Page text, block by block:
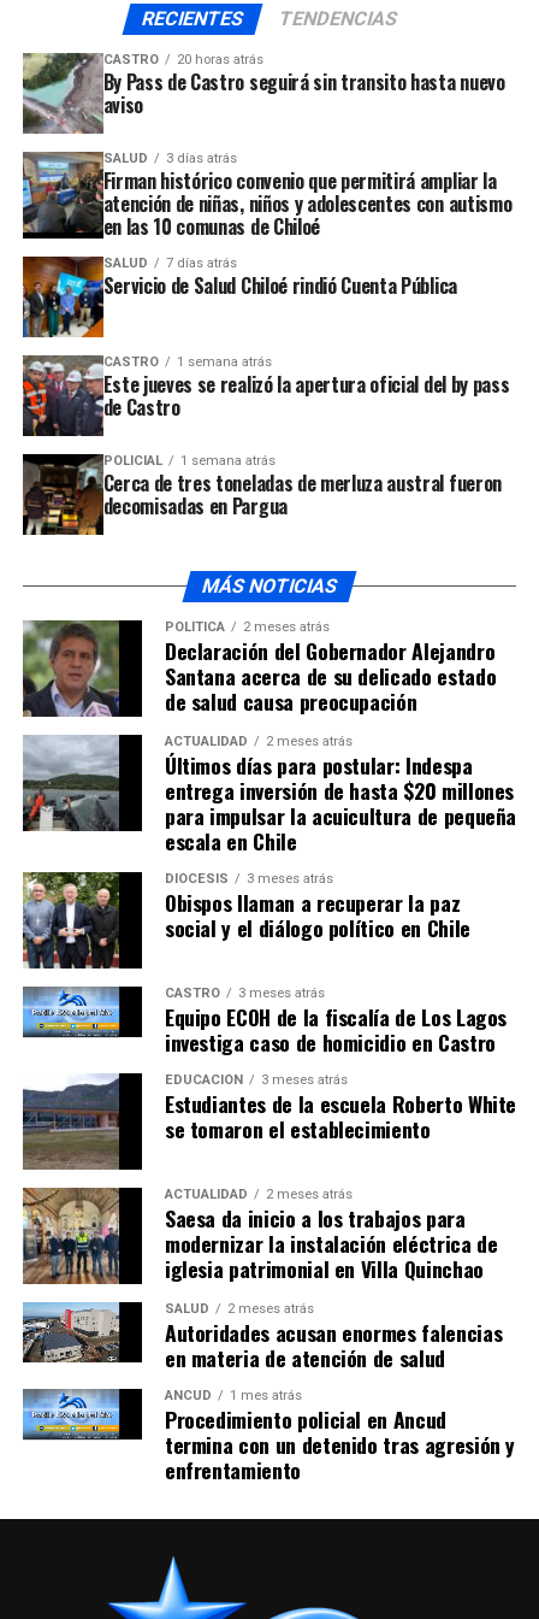
Carabineros de Chile implementa servicios preventivos
para esta Navidad
NO TE PIERDAS
A fines de mes se entregaran últimos recursos para
proyectos 2% en cultura
RECIENTES TENDENCIAS
CASTRO 20 horas atrás
By Pass de Castro seguirá sin transito hasta nuevo
aviso
SALUD 3 días atrás
Firman histórico convenio que permitirá ampliar la
atención de niñas, niños y adolescentes con autismo
en las 10 comunas de Chiloé
SALUD 7 días atrás
Servicio de Salud Chiloé rindió Cuenta Pública
CASTRO 1 semana atrás
Este jueves se realizó la apertura oficial del by pass
de Castro
POLICIAL 1 semana atrás
Cerca de tres toneladas de merluza austral fueron
decomisadas en Pargua
MÁS NOTICIAS
POLÍTICA 2 meses atrás
Declaración del Gobernador Alejandro
Santana acerca de su delicado estado
de salud causa preocupación
ACTUALIDAD 2 meses atrás
Últimos días para postular: Indespa
entrega inversión de hasta $20 millones
para impulsar la acuicultura de pequeña
escala en Chile
DIÓCESIS 3 meses atrás
Obispos llaman a recuperar la paz
social y el diálogo político en Chile
CASTRO 3 meses atrás
Equipo ECOH de la fiscalía de Los Lagos
investiga caso de homicidio en Castro
EDUCACIÓN 3 meses atrás
Estudiantes de la escuela Roberto White
se tomaron el establecimiento
ACTUALIDAD 2 meses atrás
Saesa da inicio a los trabajos para
modernizar la instalación eléctrica de
iglesia patrimonial en Villa Quinchao
SALUD 2 meses atrás
Autoridades acusan enormes falencias
en materia de atención de salud
ANCUD 1 mes atrás
Procedimiento policial en Ancud
termina con un detenido tras agresión y
enfrentamiento